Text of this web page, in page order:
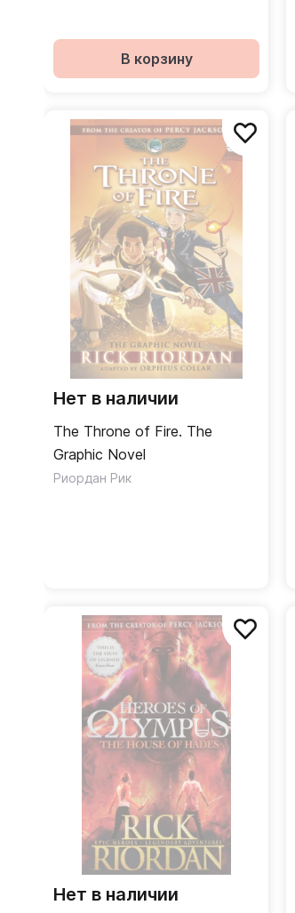
В корзину
Нет в наличии
The Throne of Fire. The
Graphic Novel
Риордан Рик
Нет в наличии